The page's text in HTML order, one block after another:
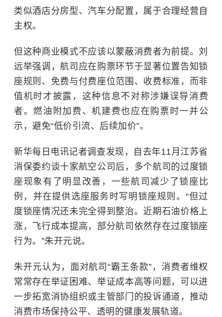
类似酒店分房型、汽车分配置，属于合理经营自
主权。
但这种商业模式不应该以蒙蔽消费者为前提。刘
远举强调，航司应在购票环节于显著位置告知锁
座规则、免费与付费座位范围、收费标准，而非
值机时才披露，这种信息不对称涉嫌误导消费
者。燃油附加费、机建费也应在购票时一并公
示，避免“低价引流、后续加价”。
新华每日电讯记者调查发现，自去年11月江苏省
消保委约谈十家航空公司后，多个航司的过度锁
座现象有了明显改善，一些航司减少了锁座比
例，并在提供选座服务时写明锁座规则。“但过
度锁座情况还未完全得到整治。近期石油价格上
涨，飞行成本提高，部分航司依然存在过度锁座
行为。”朱开元说。
朱开元认为，面对航司“霸王条款”，消费者维权
常常存在举证困难、举证成本高等问题，可以进
一步拓宽消协组织或主管部门的投诉通道，推动
消费市场保持公平、透明的健康发展轨道。